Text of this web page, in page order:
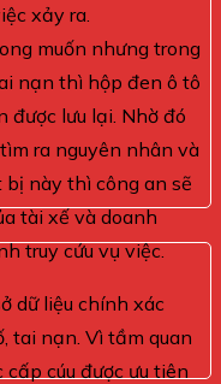
xảy ra.
muốn nhưng trong
nạn thì hộp đen ô tô
được lưu lại. Nhờ đó
ra nguyên nhân và
này thì công an sẽ
tài xế và doanh
truy cứu vụ việc.
dữ liệu chính xác
tai nạn. Vì tầm quan
cúu được ưu tiên